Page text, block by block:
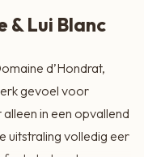
& Lui Blanc
d’Hondrat,
gevoel voor
alleen in een opvallend
uitstraling volledig eer